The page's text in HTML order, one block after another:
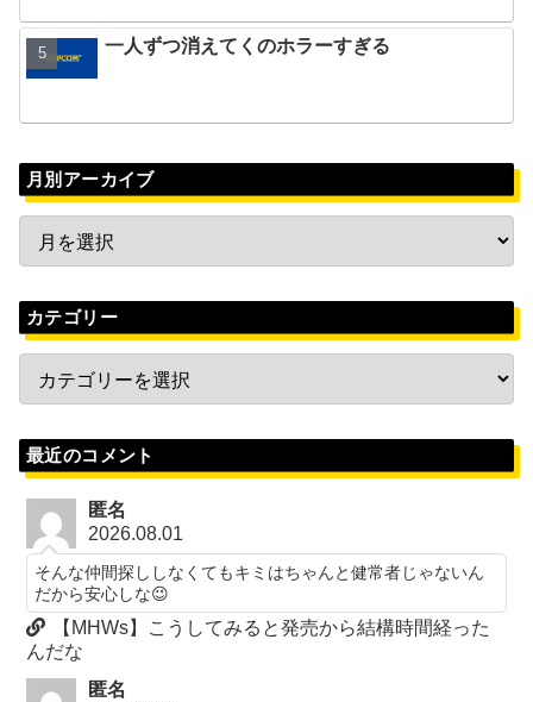
一人ずつ消えてくのホラーすぎる
月別アーカイブ
カテゴリー
最近のコメント
匿名
2026.08.01
そんな仲間探ししなくてもキミはちゃんと健常者じゃないん
だから安心しな😉
【MHWs】こうしてみると発売から結構時間経った
んだな
匿名